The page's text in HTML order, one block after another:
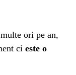
ori pe an,
ci este o